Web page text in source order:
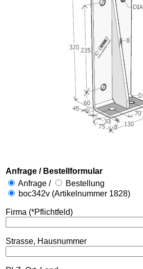
Anfrage / Bestellformular
Anfrage /
Bestellung
boc342v (Artikelnummer 1828)
Firma (*Pflichtfeld)
Strasse, Hausnummer